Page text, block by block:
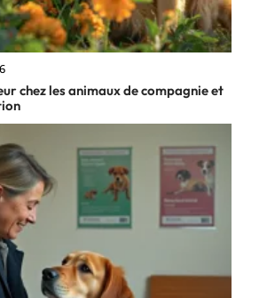
chez les animaux de compagnie et